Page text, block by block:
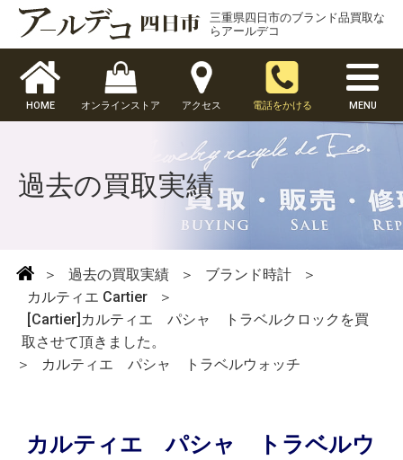
三重県四日市のブランド品買取な
らアールデコ
HOME オンラインストア アクセス 電話をかける MENU
過去の買取実績
＞ 過去の買取実績 ＞ ブランド時計
＞
カルティエ Cartier
＞
[Cartier]カルティエ パシャ トラベルクロックを買
取させて頂きました。
＞
カルティエ パシャ トラベルウォッチ
カルティエ パシャ トラベルウ